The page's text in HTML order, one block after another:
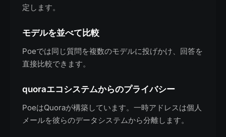
定します。
モデルを並べて比較
Poeでは同じ質問を複数のモデルに投げかけ、回答を
直接比較できます。
quoraエコシステムからのプライバシー
PoeはQuoraが構築しています。一時アドレスは個人
メールを彼らのデータシステムから分離します。